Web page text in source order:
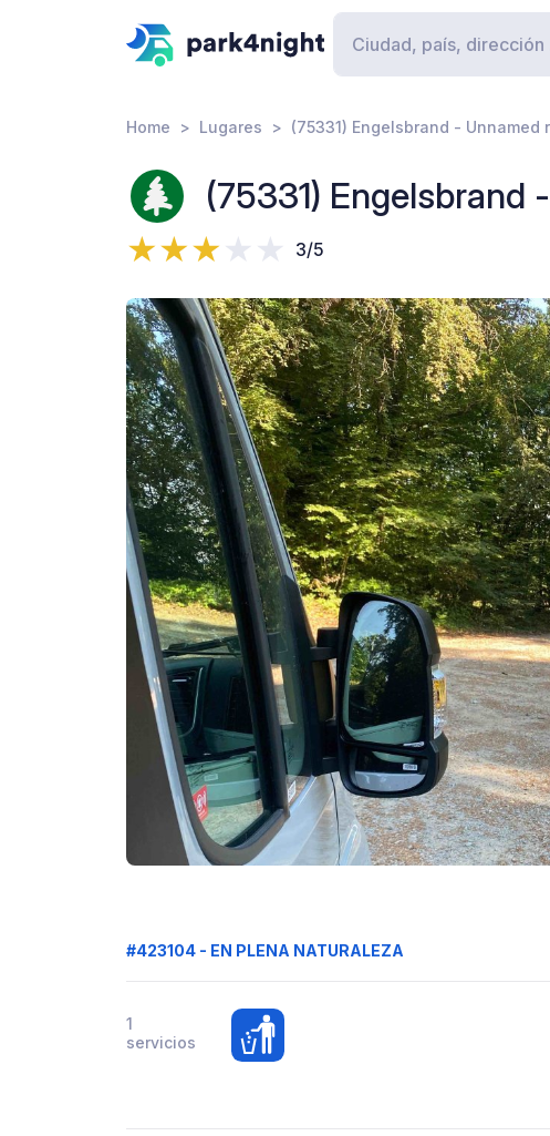
Home Lugares (75331) Engelsbrand - Unnamed
(75331) Engelsbrand
3/5
#423104 - EN PLENA NATURALEZA
1
servicios